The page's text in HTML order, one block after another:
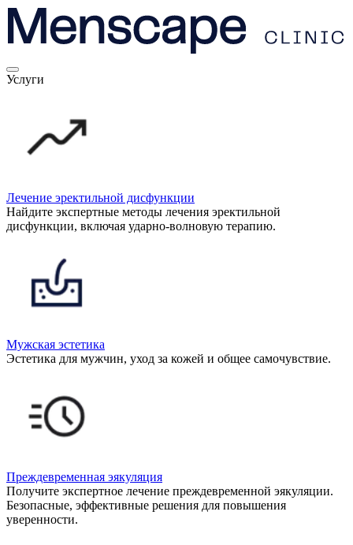
Услуги
Лечение эректильной дисфункции
Найдите экспертные методы лечения эректильной
дисфункции, включая ударно-волновую терапию.
Мужская эстетика
Эстетика для мужчин, уход за кожей и общее самочувствие.
Преждевременная эякуляция
Получите экспертное лечение преждевременной эякуляции.
Безопасные, эффективные решения для повышения
уверенности.